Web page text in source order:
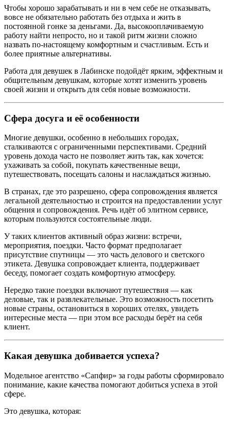
Чтобы хорошо зарабатывать и ни в чем себе не отказывать,
вовсе не обязательно работать без отдыха и жить в
постоянной гонке за деньгами. Да, высокооплачиваемую
работу найти непросто, но и такой ритм жизни сложно
назвать по-настоящему комфортным и счастливым. Есть и
более приятные альтернативы.
Работа для девушек в Лабинске подойдёт ярким, эффектным и
общительным девушкам, которые хотят изменить уровень
своей жизни и открыть для себя новые возможности.
Сфера досуга и её особенности
Многие девушки, особенно в небольших городах,
сталкиваются с ограниченными перспективами. Средний
уровень дохода часто не позволяет жить так, как хочется:
ухаживать за собой, покупать качественные вещи,
путешествовать, посещать салоны и наслаждаться жизнью.
В странах, где это разрешено, сфера сопровождения является
легальной деятельностью и строится на предоставлении услуг
общения и сопровождения. Речь идёт об элитном сервисе,
которым пользуются состоятельные люди.
У таких клиентов активный образ жизни: встречи,
мероприятия, поездки. Часто формат предполагает
присутствие спутницы — это часть делового и светского
этикета. Девушка сопровождает клиента, поддерживает
беседу, помогает создать комфортную атмосферу.
Нередко такие поездки включают путешествия — как
деловые, так и развлекательные. Это возможность посетить
новые страны, остановиться в хороших отелях, увидеть
интересные места — при этом все расходы берёт на себя
клиент.
Какая девушка добивается успеха?
Модельное агентство «Сапфир» за годы работы сформировало
понимание, какие качества помогают добиться успеха в этой
сфере.
Это девушка, которая: